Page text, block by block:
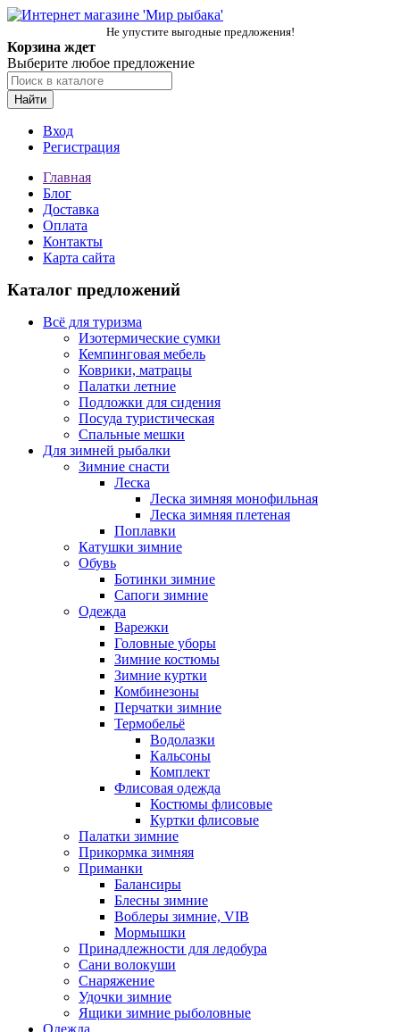
Не упустите выгодные предложения!
Корзина ждет
Выберите любое предложение
Найти
Вход
Регистрация
Главная
Блог
Доставка
Оплата
Контакты
Карта сайта
Каталог предложений
Всё для туризма
Изотермические сумки
Кемпинговая мебель
Коврики, матрацы
Палатки летние
Подложки для сидения
Посуда туристическая
Спальные мешки
Для зимней рыбалки
Зимние снасти
Леска
Леска зимняя монофильная
Леска зимняя плетеная
Поплавки
Катушки зимние
Обувь
Ботинки зимние
Сапоги зимние
Одежда
Варежки
Головные уборы
Зимние костюмы
Зимние куртки
Комбинезоны
Перчатки зимние
Термобельё
Водолазки
Кальсоны
Комплект
Флисовая одежда
Костюмы флисовые
Куртки флисовые
Палатки зимние
Прикормка зимняя
Приманки
Балансиры
Блесны зимние
Воблеры зимние, VIB
Мормышки
Принадлежности для ледобура
Сани волокуши
Снаряжение
Удочки зимние
Ящики зимние рыболовные
Одежда